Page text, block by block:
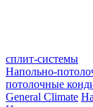
сплит-системы
Напольно-
потолочные
General Climate